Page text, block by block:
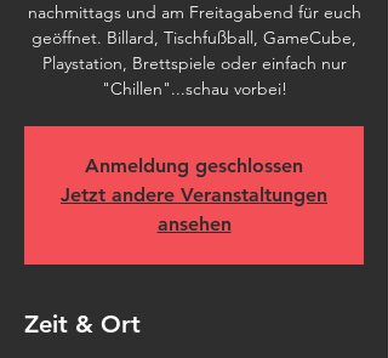
nachmittags und am Freitagabend für euch
geöffnet. Billard, Tischfußball, GameCube,
Playstation, Brettspiele oder einfach nur
"Chillen"...schau vorbei!
Anmeldung geschlossen
Jetzt andere Veranstaltungen
ansehen
Zeit & Ort